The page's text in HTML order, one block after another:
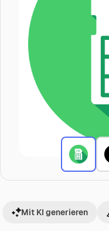
Mit KI generieren